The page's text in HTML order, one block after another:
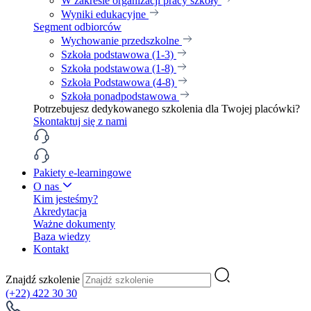
Wyniki edukacyjne
Segment odbiorców
Wychowanie przedszkolne
Szkoła podstawowa (1-3)
Szkoła podstawowa (1-8)
Szkoła Podstawowa (4-8)
Szkoła ponadpodstawowa
Potrzebujesz dedykowanego szkolenia dla Twojej placówki?
Skontaktuj się z nami
Pakiety e-learningowe
O nas
Kim jesteśmy?
Akredytacja
Ważne dokumenty
Baza wiedzy
Kontakt
Znajdź szkolenie
(+22) 422 30 30